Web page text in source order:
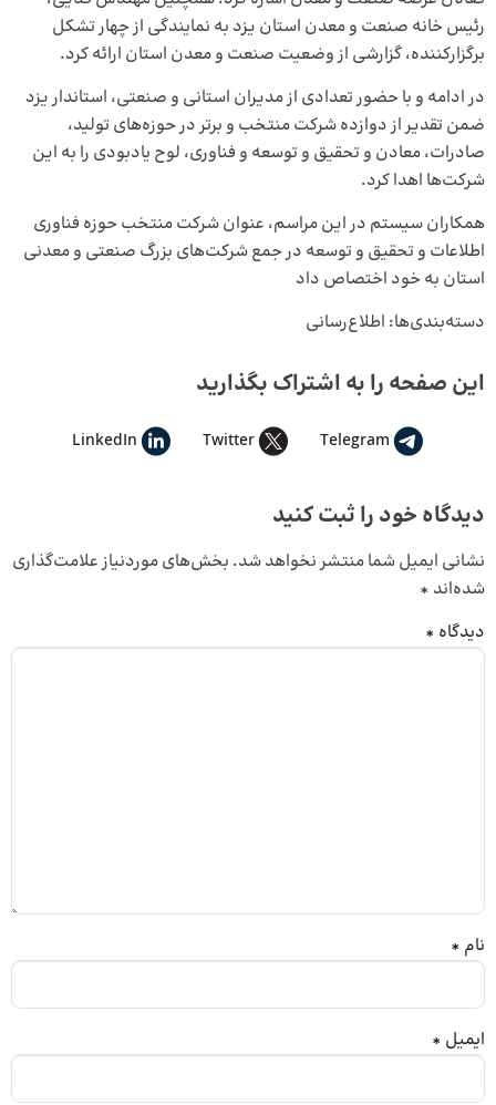
رئیس خانه صنعت و معدن استان یزد به نمایندگی از چهار تشکل
برگزارکننده، گزارشی از وضعیت صنعت و معدن استان ارائه کرد.
در ادامه و با حضور تعدادی از مدیران استانی و صنعتی، استاندار یزد
ضمن تقدیر از دوازده شرکت منتخب و برتر در حوزه‌های تولید،
صادرات، معادن و تحقیق و توسعه و فناوری، لوح یادبودی را به این
شرکت‌ها اهدا کرد.
همکاران سیستم در این مراسم، عنوان شرکت منتخب حوزه فناوری
اطلاعات و تحقیق و توسعه در جمع شرکت‌های بزرگ صنعتی و معدنی
استان به خود اختصاص داد
دسته‌بندی‌ها: اطلاع‌رسانی
این صفحه را به اشتراک بگذارید
Telegram
Twitter
LinkedIn
دیدگاه خود را ثبت کنید
نشانی ایمیل شما منتشر نخواهد شد. بخش‌های موردنیاز علامت‌گذاری
شده‌اند *
دیدگاه *
نام *
ایمیل *